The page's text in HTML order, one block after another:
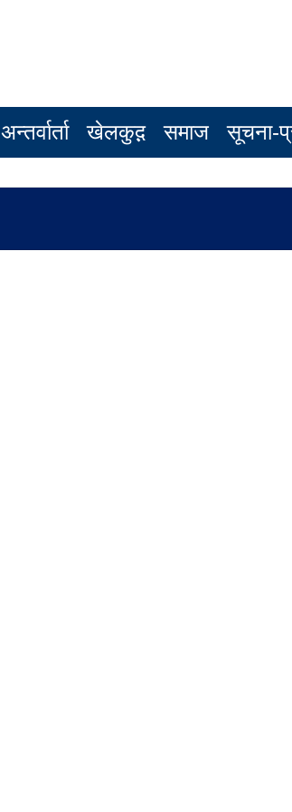
अन्तर्वार्ता खेलकुद़़ समाज सूचना-